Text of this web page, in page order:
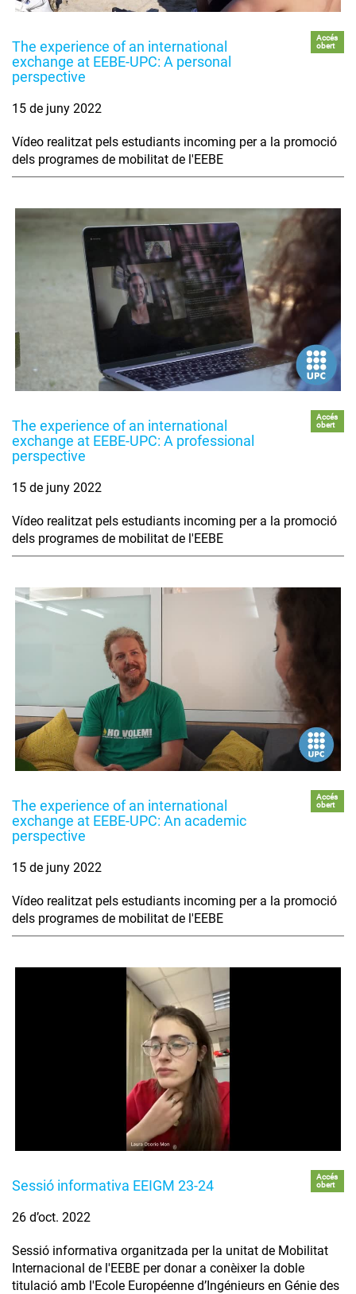
The experience of an international
exchange at EEBE-UPC: A personal
perspective
Accés
obert
15 de juny 2022
Vídeo realitzat pels estudiants incoming per a la promoció
dels programes de mobilitat de l'EEBE
The experience of an international
exchange at EEBE-UPC: A professional
perspective
Accés
obert
15 de juny 2022
Vídeo realitzat pels estudiants incoming per a la promoció
dels programes de mobilitat de l'EEBE
The experience of an international
exchange at EEBE-UPC: An academic
perspective
Accés
obert
15 de juny 2022
Vídeo realitzat pels estudiants incoming per a la promoció
dels programes de mobilitat de l'EEBE
Sessió informativa EEIGM 23-24
Accés
obert
26 d’oct. 2022
Sessió informativa organitzada per la unitat de Mobilitat
Internacional de l'EEBE per donar a conèixer la doble
titulació amb l'Ecole Européenne d’Ingénieurs en Génie des